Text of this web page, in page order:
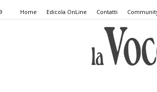
Home Edicola OnLine Contatti